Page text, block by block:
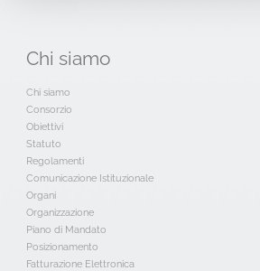
Chi siamo
Chi siamo
Consorzio
Obiettivi
Statuto
Regolamenti
Comunicazione Istituzionale
Organi
Organizzazione
Piano di Mandato
Posizionamento
Fatturazione Elettronica